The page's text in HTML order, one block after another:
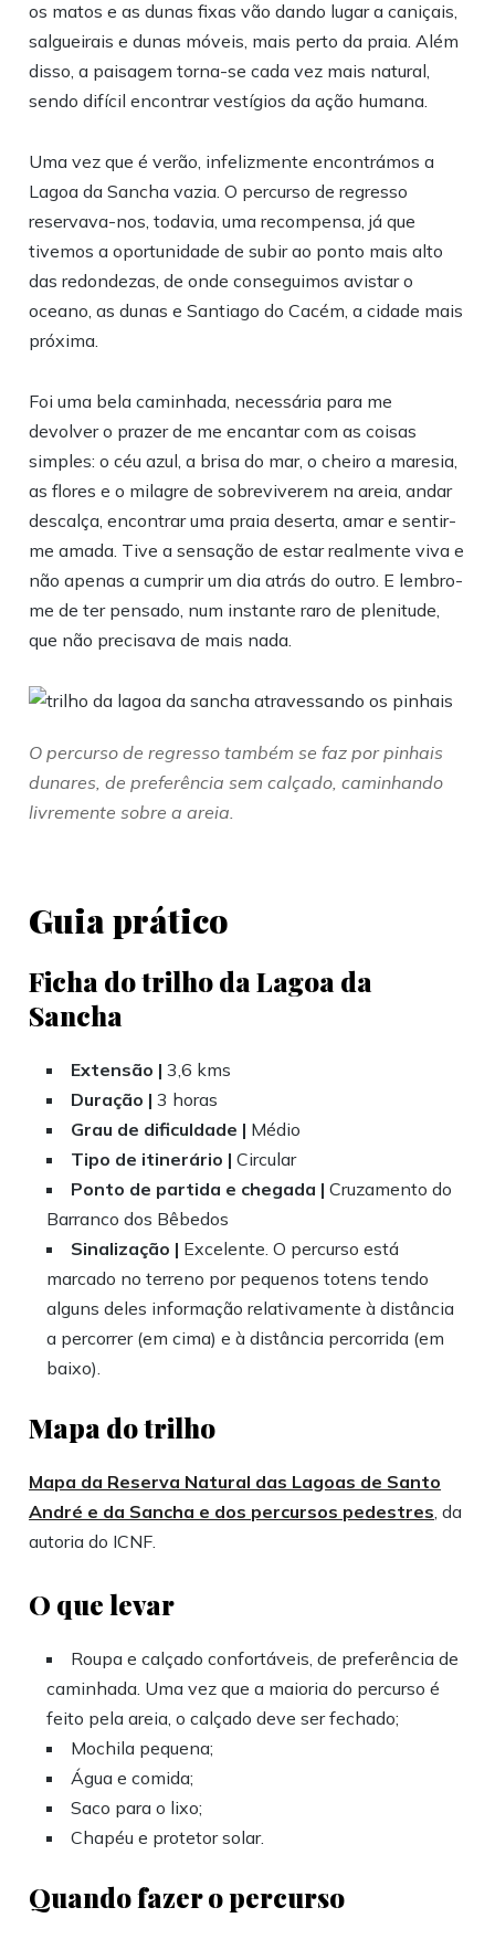
os matos e as dunas fixas vão dando lugar a caniçais,
salgueirais e dunas móveis, mais perto da praia. Além
disso, a paisagem torna-se cada vez mais natural,
sendo difícil encontrar vestígios da ação humana.
Uma vez que é verão, infelizmente encontrámos a
Lagoa da Sancha vazia. O percurso de regresso
reservava-nos, todavia, uma recompensa, já que
tivemos a oportunidade de subir ao ponto mais alto
das redondezas, de onde conseguimos avistar o
oceano, as dunas e Santiago do Cacém, a cidade mais
próxima.
Foi uma bela caminhada, necessária para me
devolver o prazer de me encantar com as coisas
simples: o céu azul, a brisa do mar, o cheiro a maresia,
as flores e o milagre de sobreviverem na areia, andar
descalça, encontrar uma praia deserta, amar e sentir-
me amada. Tive a sensação de estar realmente viva e
não apenas a cumprir um dia atrás do outro. E lembro-
me de ter pensado, num instante raro de plenitude,
que não precisava de mais nada.
O percurso de regresso também se faz por pinhais
dunares, de preferência sem calçado, caminhando
livremente sobre a areia.
Guia prático
Ficha do trilho da Lagoa da
Sancha
Extensão | 3,6 kms
Duração | 3 horas
Grau de dificuldade | Médio
Tipo de itinerário | Circular
Ponto de partida e chegada | Cruzamento do
Barranco dos Bêbedos
Sinalização | Excelente. O percurso está
marcado no terreno por pequenos totens tendo
alguns deles informação relativamente à distância
a percorrer (em cima) e à distância percorrida (em
baixo).
Mapa do trilho
Mapa da Reserva Natural das Lagoas de Santo
André e da Sancha e dos percursos pedestres, da
autoria do ICNF.
O que levar
Roupa e calçado confortáveis, de preferência de
caminhada. Uma vez que a maioria do percurso é
feito pela areia, o calçado deve ser fechado;
Mochila pequena;
Água e comida;
Saco para o lixo;
Chapéu e protetor solar.
Quando fazer o percurso